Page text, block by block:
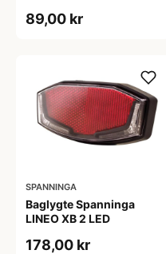
89,00 kr
SPANNINGA
Baglygte Spanninga
LINEO XB 2 LED
178,00 kr